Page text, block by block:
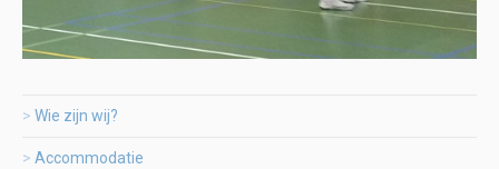
Wie zijn wij?
Accommodatie